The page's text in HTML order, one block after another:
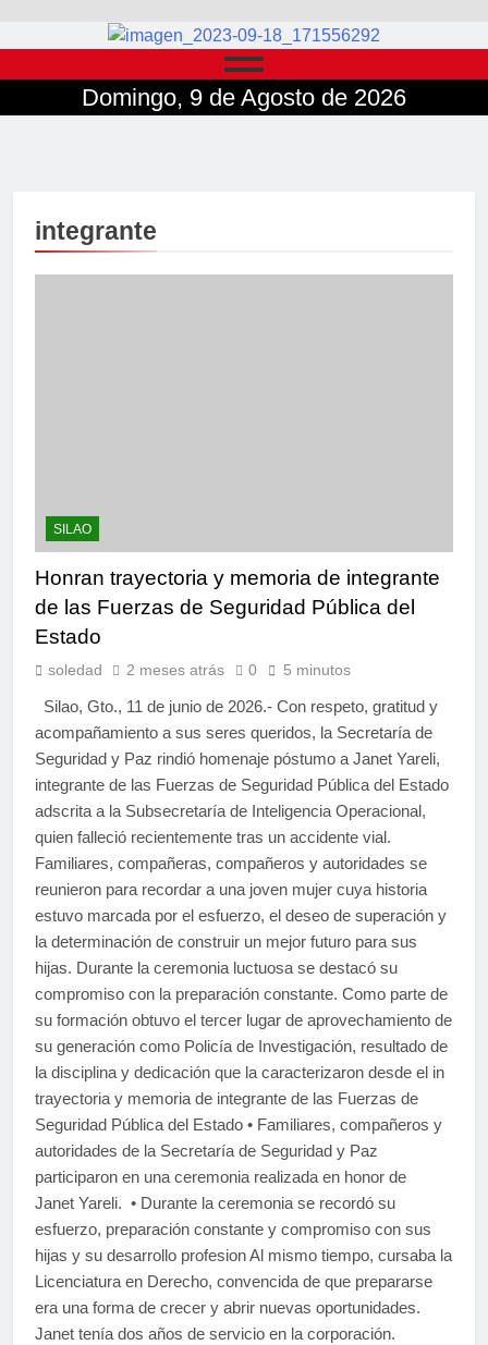
Domingo, 9 de Agosto de 2026
integrante
SILAO
Honran trayectoria y memoria de integrante
de las Fuerzas de Seguridad Pública del
Estado
soledad 2 meses atrás 0 5 minutos
Silao, Gto., 11 de junio de 2026.- Con respeto, gratitud y
acompañamiento a sus seres queridos, la Secretaría de
Seguridad y Paz rindió homenaje póstumo a Janet Yareli,
integrante de las Fuerzas de Seguridad Pública del Estado
adscrita a la Subsecretaría de Inteligencia Operacional,
quien falleció recientemente tras un accidente vial.
Familiares, compañeras, compañeros y autoridades se
reunieron para recordar a una joven mujer cuya historia
estuvo marcada por el esfuerzo, el deseo de superación y
la determinación de construir un mejor futuro para sus
hijas. Durante la ceremonia luctuosa se destacó su
compromiso con la preparación constante. Como parte de
su formación obtuvo el tercer lugar de aprovechamiento de
su generación como Policía de Investigación, resultado de
la disciplina y dedicación que la caracterizaron desde el in
trayectoria y memoria de integrante de las Fuerzas de
Seguridad Pública del Estado • Familiares, compañeros y
autoridades de la Secretaría de Seguridad y Paz
participaron en una ceremonia realizada en honor de
Janet Yareli. • Durante la ceremonia se recordó su
esfuerzo, preparación constante y compromiso con sus
hijas y su desarrollo profesion Al mismo tiempo, cursaba la
Licenciatura en Derecho, convencida de que prepararse
era una forma de crecer y abrir nuevas oportunidades.
Janet tenía dos años de servicio en la corporación.